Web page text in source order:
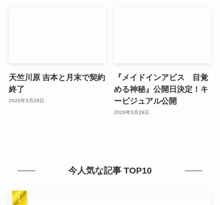
天竺川原 吉本と月末で契約
終了
2026年3月29日
『メイドインアビス 目覚
める神秘』公開日決定！キ
ービジュアル公開
2026年3月29日
今人気な記事 TOP10